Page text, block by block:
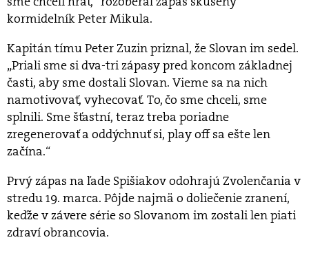
kormidelník Peter Mikula.
Kapitán tímu Peter Zuzin priznal, že Slovan im sedel.
„Priali sme si dva-tri zápasy pred koncom základnej
časti, aby sme dostali Slovan. Vieme sa na nich
namotivovať, vyhecovať. To, čo sme chceli, sme
splnili. Sme šťastní, teraz treba poriadne
zregenerovať a oddýchnuť si, play off sa ešte len
začína.“
Prvý zápas na ľade Spišiakov odohrajú Zvolenčania v
stredu 19. marca. Pôjde najmä o doliečenie zranení,
keďže v závere série so Slovanom im zostali len piati
zdraví obrancovia.